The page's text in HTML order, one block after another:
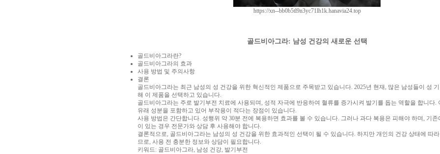
https://xn--bb0b5tl9n3yc71lh1k.hanavia24.top
골드비아그라: 남성 건강의 새로운 선택
골드비아그라란?
골드비아그라의 효과
사용 방법 및 주의사항
결론
골드비아그라는 최근 남성의 성 건강을 위한 혁신적인 제품으로 주목받고 있습니다. 2025년 현재, 많은 남성들이 성
해 이 제품을 선택하고 있습니다.
골드비아그라는 주로 발기부전 치료에 사용되며, 성적 자극에 반응하여 혈류를 증가시켜 발기를 돕는 역할을 합니다.
유래 성분을 포함하고 있어 부작용이 적다는 장점이 있습니다.
사용 방법은 간단합니다. 성행위 약 30분 전에 복용하면 효과를 볼 수 있습니다. 그러나 과다 복용은 피해야 하며, 기
이 있는 경우 전문가와 상담 후 사용해야 합니다.
결론적으로, 골드비아그라는 남성의 성 건강을 위한 효과적인 선택이 될 수 있습니다. 하지만 개인의 건강 상태에 따
므로, 사용 전 충분한 정보와 상담이 필요합니다.
키워드: 골드비아그라, 남성 건강, 발기부전